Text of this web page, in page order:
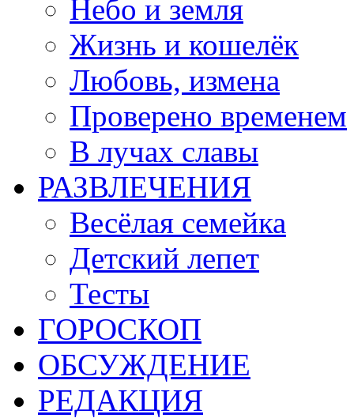
Небо и земля
Жизнь и кошелёк
Любовь, измена
Проверено временем
В лучах славы
РАЗВЛЕЧЕНИЯ
Весёлая семейка
Детский лепет
Тесты
ГОРОСКОП
ОБСУЖДЕНИЕ
РЕДАКЦИЯ